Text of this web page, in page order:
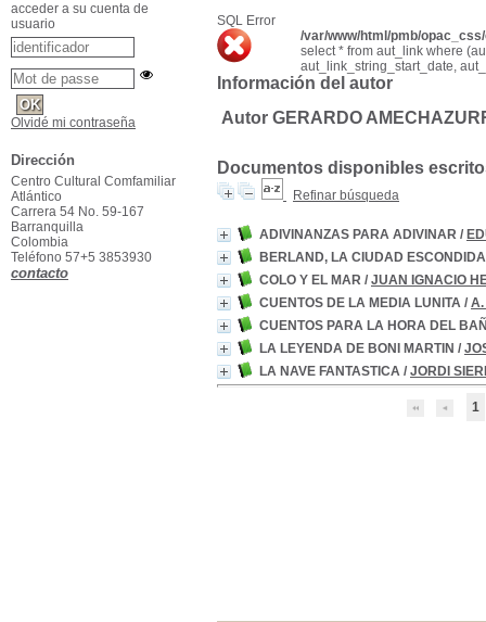
SQL Error
/var/www/html/pmb/
select * from aut_link where
aut_link_string_start_date,
Información del autor
Autor GERARDO
Documentos disponibles
Refinar búsqueda
ADIVINANZAS PARA ADIVINAR /
BERLAND, LA CIUDAD ESCONDIDA
COLO Y EL MAR / JUAN IGNACIO
CUENTOS DE LA MEDIA LUNITA / A.
CUENTOS PARA LA HORA DEL
LA LEYENDA DE BONI MARTIN /
LA NAVE FANTASTICA / JORDI
1
acceder a su cuenta de
usuario
Olvidé mi contraseña
Dirección
Centro Cultural Comfamiliar
Atlántico
Carrera 54 No. 59-167
Barranquilla
Colombia
Teléfono 57+5 3853930
contacto